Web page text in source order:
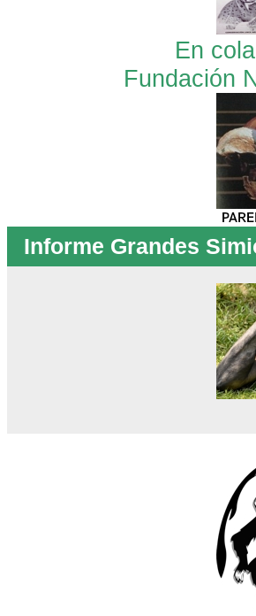
En
Fundación
Informe Grandes